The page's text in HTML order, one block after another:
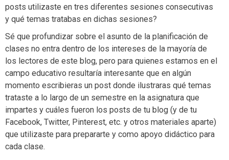
posts utilizaste en tres diferentes sesiones consecutivas
y qué temas tratabas en dichas sesiones?
Sé que profundizar sobre el asunto de la planificación de
clases no entra dentro de los intereses de la mayoría de
los lectores de este blog, pero para quienes estamos en el
campo educativo resultaría interesante que en algún
momento escribieras un post donde ilustraras qué temas
trataste a lo largo de un semestre en la asignatura que
impartes y cuáles fueron los posts de tu blog (y de tu
Facebook, Twitter, Pinterest, etc. y otros materiales aparte)
que utilizaste para prepararte y como apoyo didáctico para
cada clase.